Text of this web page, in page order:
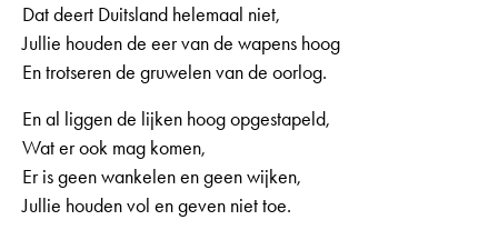
Dat deert Duitsland helemaal niet,
Jullie houden de eer van de wapens hoog
En trotseren de gruwelen van de oorlog.
En al liggen de lijken hoog opgestapeld,
Wat er ook mag komen,
Er is geen wankelen en geen wijken,
Jullie houden vol en geven niet toe.